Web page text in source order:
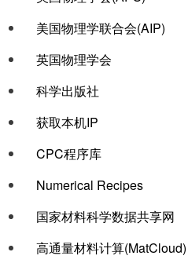
美国物理学联合会(AIP)
英国物理学会
科学出版社
链接col-2
获取本机IP
CPC程序库
Numerical Recipes
国家材料科学数据共享网
高通量材料计算(MatCloud)